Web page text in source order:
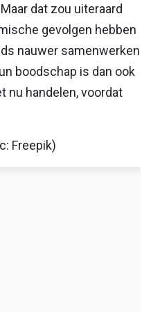
dat zou uiteraard
gevolgen hebben
nauwer samenwerken
boodschap is dan ook
nu handelen, voordat
Freepik)